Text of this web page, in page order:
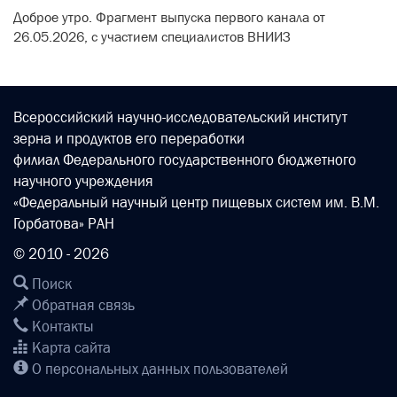
Доброе утро. Фрагмент выпуска первого канала от
26.05.2026, с участием специалистов ВНИИЗ
Всероссийский научно-исследовательский институт
зерна и продуктов его переработки
филиал Федерального государственного бюджетного
научного учреждения
«Федеральный научный центр пищевых систем им. В.М.
Горбатова» РАН
© 2010 - 2026
Поиск
Обратная связь
Контакты
Карта сайта
О персональных данных пользователей